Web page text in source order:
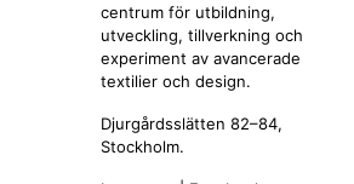
centrum för utbildning,
utveckling, tillverkning och
experiment av avancerade
textilier och design.
Djurgårdsslätten 82–84,
Stockholm.